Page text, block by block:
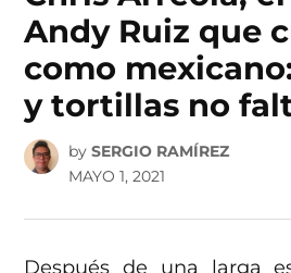
Andy Ruiz que
como
y tortillas no
by SERGIO RAMÍREZ
MAYO 1, 2021
Después de una larga